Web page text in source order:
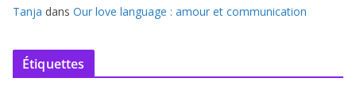
Tanja dans Our love language : amour et communication
Étiquettes